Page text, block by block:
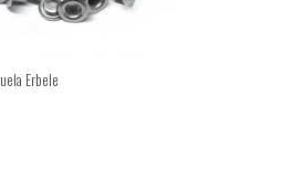
Erbele